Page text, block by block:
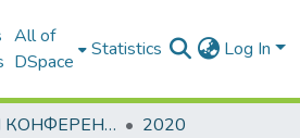
All of
DSpace
Statistics Log In
МАТЕРІАЛИ КОНФЕРЕНЦІЙ
2020